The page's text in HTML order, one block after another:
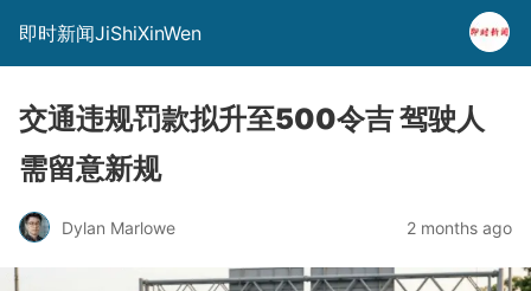
即时新闻JiShiXinWen
交通违规罚款拟升至500令吉 驾驶人
需留意新规
Dylan Marlowe 2 months ago